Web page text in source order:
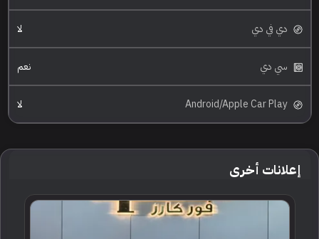
دي في دي لا
سي دي نعم
Android/Apple Car Play لا
إعلانات أخرى